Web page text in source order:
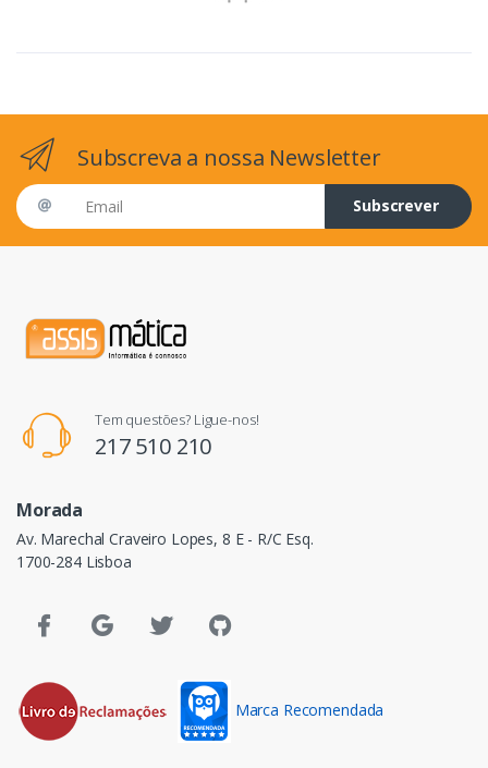
Subscreva a nossa Newsletter
Email address
Subscrever
Tem questões? Ligue-nos!
217 510 210
Morada
Av. Marechal Craveiro Lopes, 8 E - R/C Esq.
1700-284 Lisboa
Marca Recomendada